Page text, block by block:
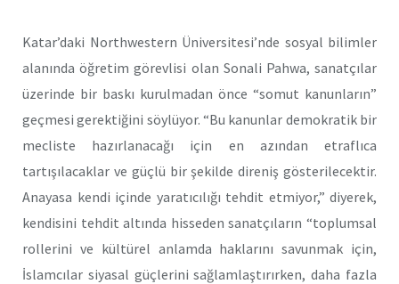
Katar’daki Northwestern Üniversitesi’nde sosyal bilimler
alanında öğretim görevlisi olan Sonali Pahwa, sanatçılar
üzerinde bir baskı kurulmadan önce “somut kanunların”
geçmesi gerektiğini söylüyor. “Bu kanunlar demokratik bir
mecliste hazırlanacağı için en azından etraflıca
tartışılacaklar ve güçlü bir şekilde direniş gösterilecektir.
Anayasa kendi içinde yaratıcılığı tehdit etmiyor,” diyerek,
kendisini tehdit altında hisseden sanatçıların “toplumsal
rollerini ve kültürel anlamda haklarını savunmak için,
İslamcılar siyasal güçlerini sağlamlaştırırken, daha fazla